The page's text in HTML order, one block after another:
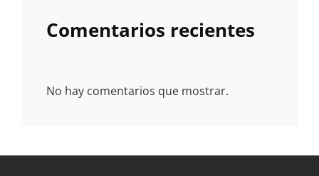
Comentarios recientes
No hay comentarios que mostrar.